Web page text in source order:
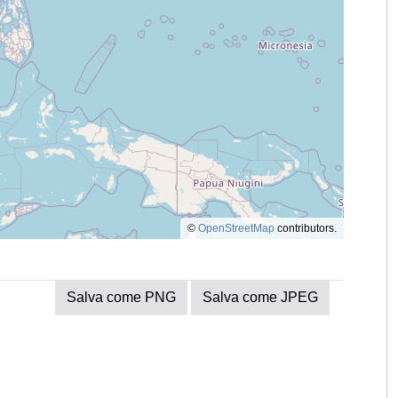
© OpenStreetMap contributors.
Salva come PNG Salva come JPEG